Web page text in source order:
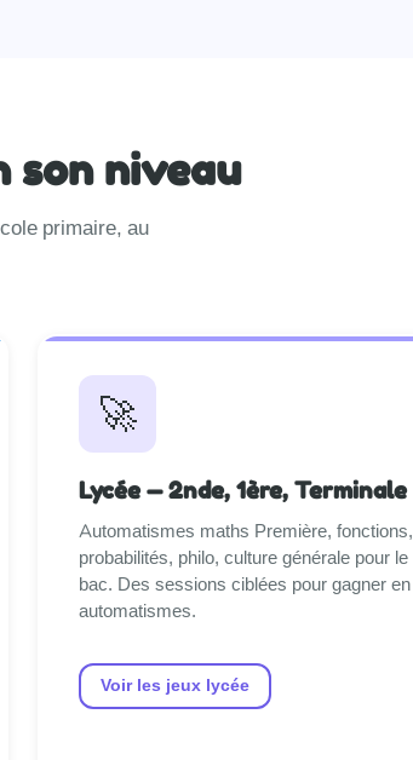
son niveau
primaire, au
🚀
Lycée — 2nde, 1ère, Terminale
Automatismes maths Première, fonctions,
probabilités, philo, culture générale pour le
bac. Des sessions ciblées pour gagner en
automatismes.
Voir les jeux lycée